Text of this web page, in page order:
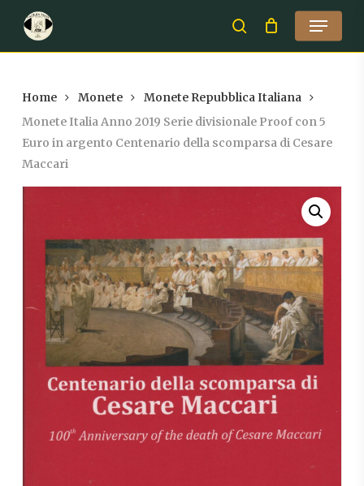
main
search
Menu
Home Monete
Monete Repubblica Italiana
Monete Italia Anno 2019 Serie divisionale Proof con 5
Euro in argento Centenario della scomparsa di Cesare
Maccari
Close